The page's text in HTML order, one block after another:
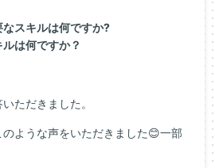
スキルは何ですか?
は何ですか？
ただきました。
ような声をいただきました😊一部